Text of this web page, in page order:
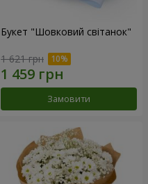
Букет "Шовковий світанок"
1 621 грн
Замовити